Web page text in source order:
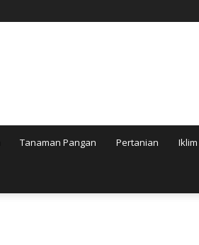
Tanaman Pangan Pertanian